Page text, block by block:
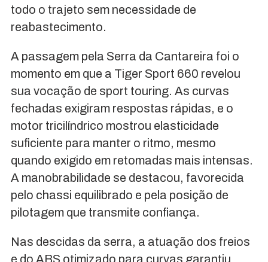
todo o trajeto sem necessidade de
reabastecimento.
A passagem pela Serra da Cantareira foi o
momento em que a Tiger Sport 660 revelou
sua vocação de sport touring. As curvas
fechadas exigiram respostas rápidas, e o
motor tricilíndrico mostrou elasticidade
suficiente para manter o ritmo, mesmo
quando exigido em retomadas mais intensas.
A manobrabilidade se destacou, favorecida
pelo chassi equilibrado e pela posição de
pilotagem que transmite confiança.
Nas descidas da serra, a atuação dos freios
e do ABS otimizado para curvas garantiu